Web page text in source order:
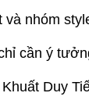
nhóm
cần ý
Duy